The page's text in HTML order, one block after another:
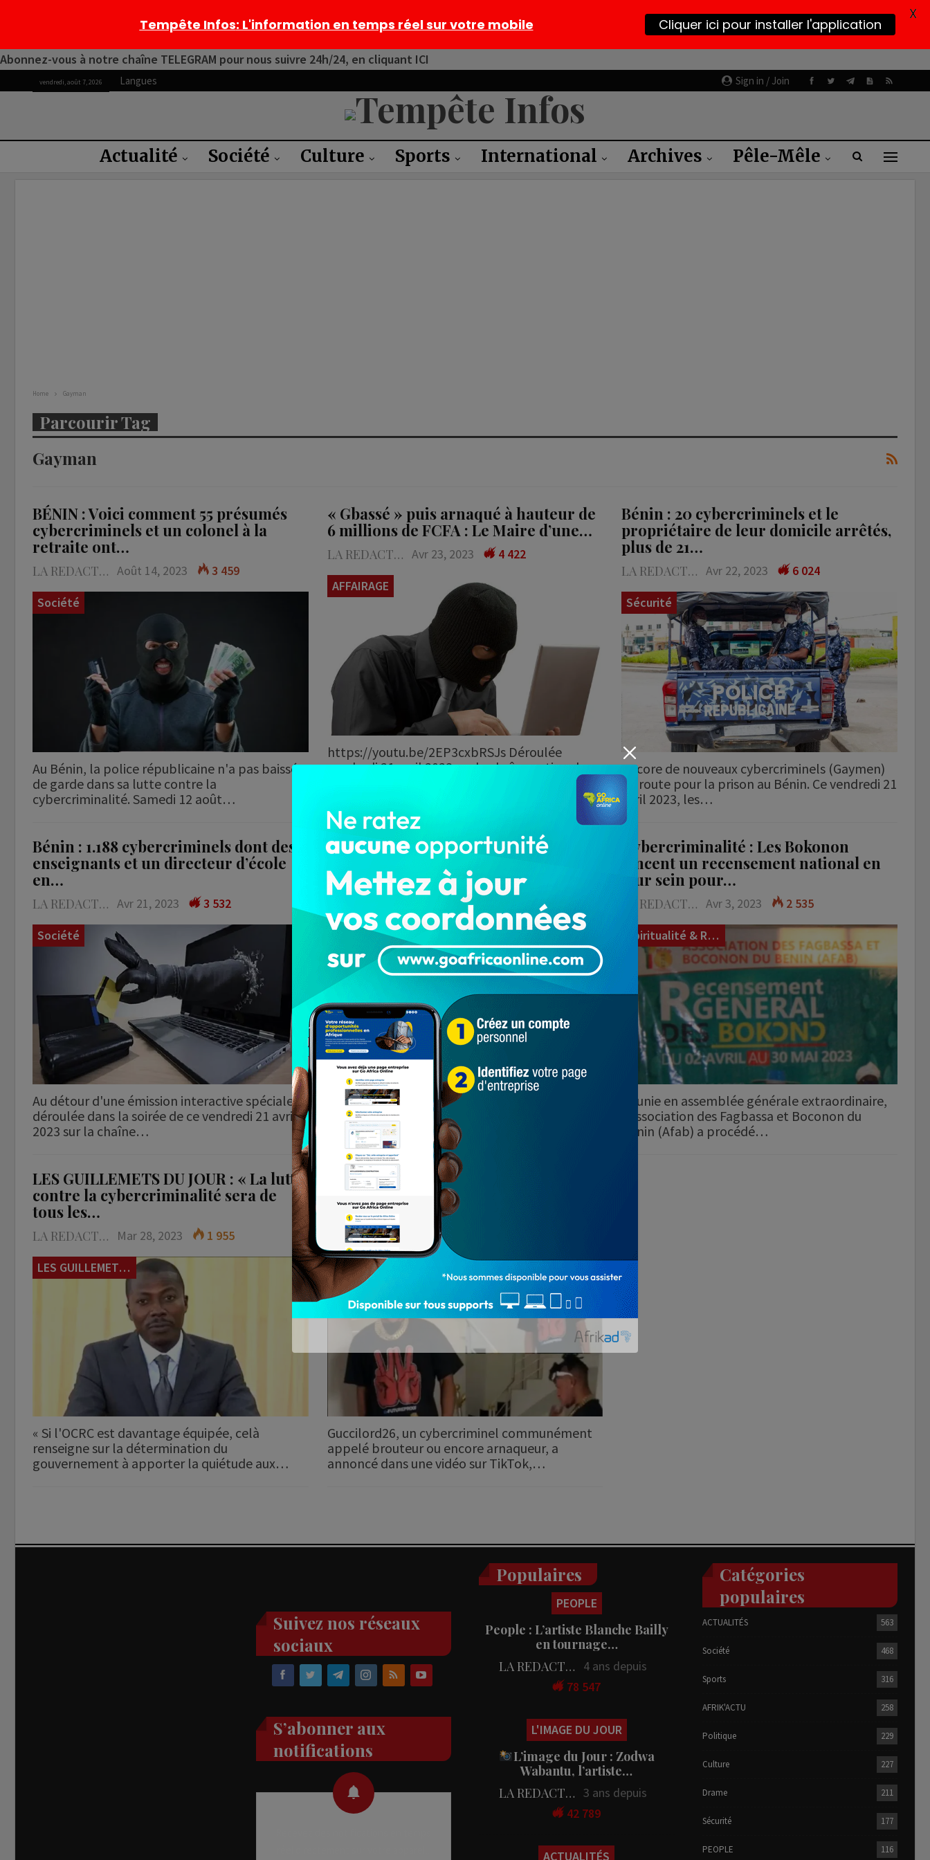
Abonnez-vous à notre chaîne TELEGRAM pour nous suivre 24h/24, en cliquant ICI
Sign in / Join
vendredi, août 7, 2026 Langues
Actualité Société Culture Sports International Archives Pêle-Mêle
Home Gayman
Parcourir Tag
Gayman
BÉNIN : Voici comment 55 présumés
cybercriminels et un colonel à la
retraite ont…
LA REDACTION Août 14, 2023
3 459
Société
Au Bénin, la police républicaine n'a pas baissé
de garde dans sa lutte contre la
cybercriminalité. Samedi 12 août…
« Gbassé » puis arnaqué à hauteur de
6 millions de FCFA : Le Maire d’une…
LA REDACTION Avr 23, 2023
4 422
AFFAIRAGE
https://youtu.be/2EP3cxbRSJs Déroulée
vendredi 21 avril 2023 sur la chaîne nationale
Bénin : 20 cybercriminels et le
propriétaire de leur domicile arrêtés,
plus de 21…
LA REDACTION Avr 22, 2023
6 024
Sécurité
Encore de nouveaux cybercriminels (Gaymen)
en route pour la prison au Bénin. Ce vendredi 21
avril 2023, les…
Bénin : 1.188 cybercriminels dont des
enseignants et un directeur d’école
en…
LA REDACTION Avr 21, 2023
3 532
Société
Au détour d'une émission interactive spéciale
déroulée dans la soirée de ce vendredi 21 avril
2023 sur la chaîne…
Bénin : « Complices » ou « receleurs »
? Le gouvernement explique
pourquoi les…
Avr 19, 2023
2 952
Société
https://youtu.be/JE1uJcPLVCM La nouvelle a
créé une psychose générale au sein de l'opinion
publique depuis…
Cybercriminalité : Les Bokonon
lancent un recensement national en
leur sein pour…
LA REDACTION Avr 3, 2023
2 535
Spiritualité & Réligions
Réunie en assemblée générale extraordinaire,
l’Association des Fagbassa et Boconon du
Bénin (Afab) a procédé…
LES GUILLEMETS DU JOUR : « La lutte
contre la cybercriminalité sera de
tous les…
LA REDACTION Mar 28, 2023
1 955
LES GUILLEMETS DU JOUR
« Si l'OCRC est davantage équipée, celà
renseigne sur la détermination du
gouvernement à apporter la quiétude aux…
« Il me reste 2 ans à vivre, je suis
triste… » : Quand un brouteur fait
des…
LA REDACTION Déc 5, 2022
PÊLE-MÊLE
Guccilord26, un cybercriminel communément
appelé brouteur ou encore arnaqueur, a
annoncé dans une vidéo sur TikTok,…
Suivez nos réseaux
sociaux
S’abonner aux
notifications
Populaires
PEOPLE
People : L’artiste Blanche Bailly
en tournage…
LA REDACTION
4 ans depuis
78 547
L'IMAGE DU JOUR
L’image du Jour : Zodwa
Wabantu, l’artiste…
LA REDACTION 3 ans depuis
42 789
ACTUALITÉS
Catégories
populaires
ACTUALITÉS 563
Société 468
Sports 316
AFRIK'ACTU 258
Politique 229
Culture 227
Drame 211
Sécurité 177
PEOPLE 116
Tempête Infos: L'information en temps réel sur votre mobile Cliquer ici pour installer l'application
X